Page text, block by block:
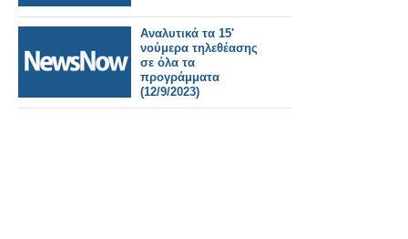
Αναλυτικά τα 15'
νούμερα τηλεθέασης
σε όλα τα
προγράμματα
(12/9/2023)